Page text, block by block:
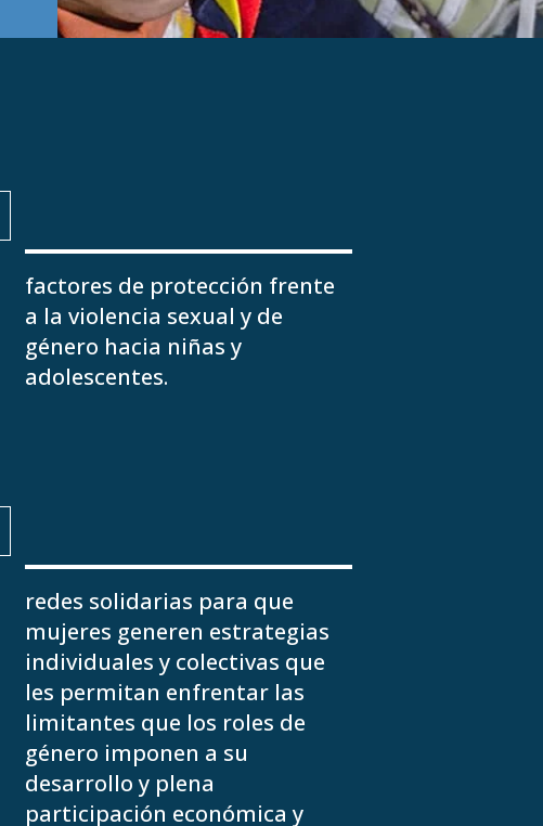
factores de protección frente
a la violencia sexual y de
género hacia niñas y
adolescentes.
redes solidarias para que
mujeres generen estrategias
individuales y colectivas que
les permitan enfrentar las
limitantes que los roles de
género imponen a su
desarrollo y plena
participación económica y